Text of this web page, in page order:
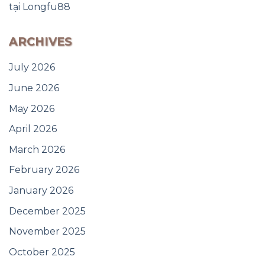
tại Longfu88
ARCHIVES
July 2026
June 2026
May 2026
April 2026
March 2026
February 2026
January 2026
December 2025
November 2025
October 2025